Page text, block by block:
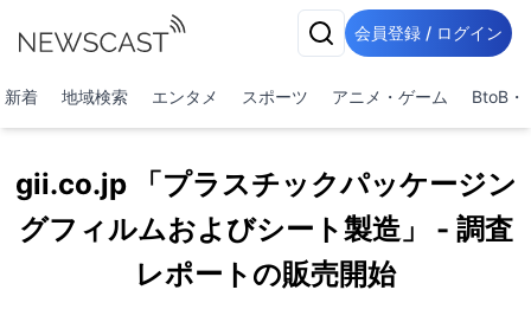
会員登録 / ログイン
新着 地域検索 エンタメ スポーツ アニメ・ゲーム BtoB・
gii.co.jp 「プラスチックパッケージン
グフィルムおよびシート製造」 - 調査
レポートの販売開始